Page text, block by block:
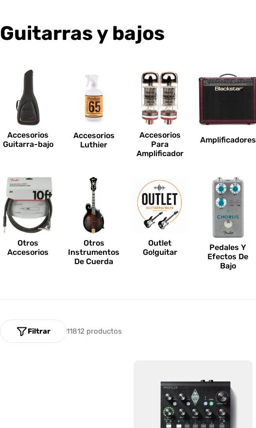
C
c
c
o
n
e
Guitarras y bajos
Accesorios
Guitarra-bajo
Accesorios
Luthier
Accesorios
Para
Amplificador
Amplificadores
Otros
Accesorios
Otros
Instrumentos
De Cuerda
Outlet
Go!guitar
Pedales Y
Efectos De
Bajo
11812 productos
Filtrar